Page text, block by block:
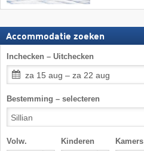
Accommodatie zoeken
Inchecken – Uitchecken
za 15 aug – za 22 aug
Bestemming – selecteren
Volw. Kinderen Kamers